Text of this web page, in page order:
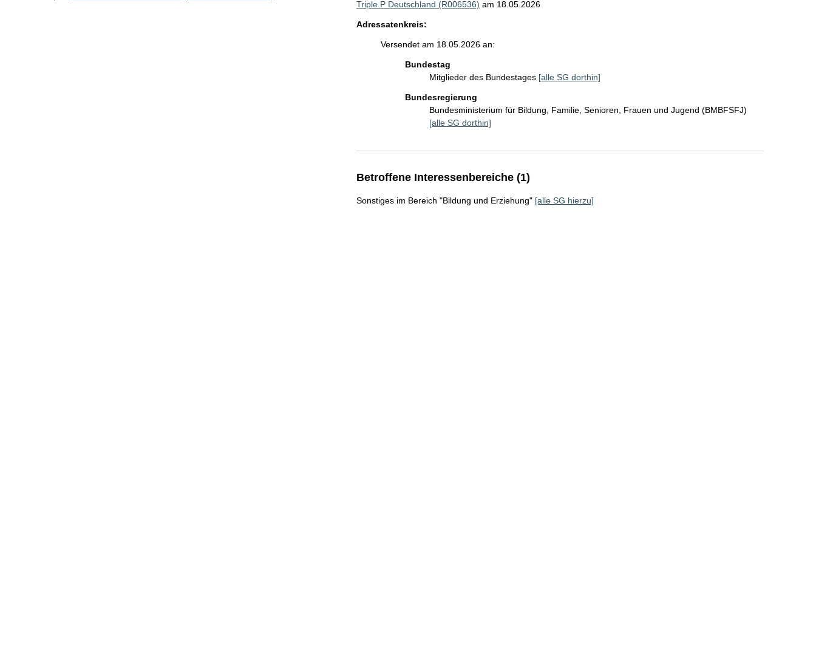
Triple P Deutschland (R006536) am 18.05.2026
Adressatenkreis:
Versendet am 18.05.2026 an:
Bundestag
Mitglieder des Bundestages [alle SG dorthin]
Bundesregierung
Bundesministerium für Bildung, Familie, Senioren, Frauen und Jugend (BMBFSFJ)
[alle SG dorthin]
Betroffene Interessenbereiche (1)
Sonstiges im Bereich "Bildung und Erziehung" [alle SG hierzu]